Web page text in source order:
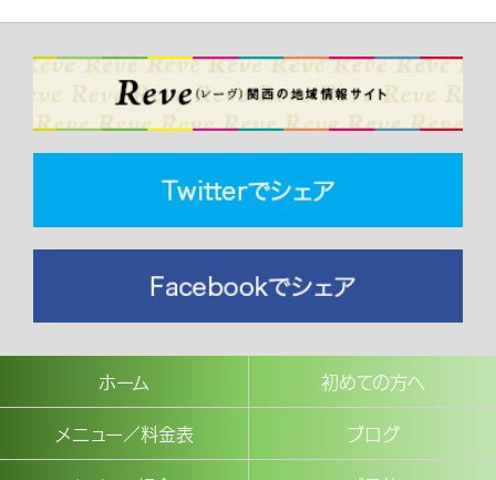
ホーム
初めての方へ
メニュー／料金表
ブログ